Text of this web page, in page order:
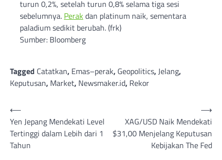
turun 0,2%, setelah turun 0,8% selama tiga sesi
sebelumnya. Perak dan platinum naik, sementara
paladium sedikit berubah. (frk)
Sumber: Bloomberg
Tagged Catatkan, Emas–perak, Geopolitics,Jelang,
Keputusan, Market, Newsmaker.id, Rekor
Post
navigation
⟵
Yen Jepang Mendekati Level
Tertinggi dalam Lebih dari 1
Tahun
XAG/USD Naik Mendekati
$31,00 Menjelang Keputusan
Kebijakan The Fed
⟶